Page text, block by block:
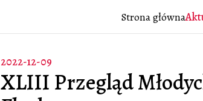
Strona główna
2022-12-09
XLIII Przegląd